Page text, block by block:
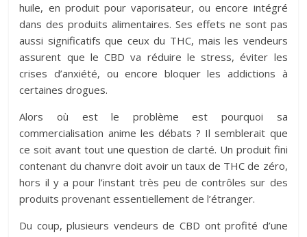
huile, en produit pour vaporisateur, ou encore intégré
dans des produits alimentaires. Ses effets ne sont pas
aussi significatifs que ceux du THC, mais les vendeurs
assurent que le CBD va réduire le stress, éviter les
crises d’anxiété, ou encore bloquer les addictions à
certaines drogues.
Alors où est le problème est pourquoi sa
commercialisation anime les débats ? Il semblerait que
ce soit avant tout une question de clarté. Un produit fini
contenant du chanvre doit avoir un taux de THC de zéro,
hors il y a pour l’instant très peu de contrôles sur des
produits provenant essentiellement de l’étranger.
Du coup, plusieurs vendeurs de CBD ont profité d’une